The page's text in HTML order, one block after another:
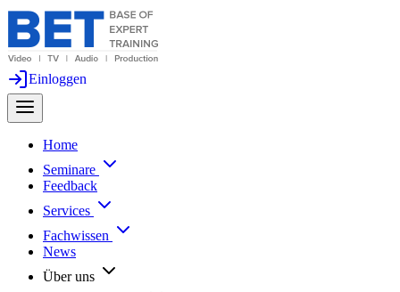
Einloggen
Home
Seminare
Feedback
Services
Fachwissen
News
Über uns